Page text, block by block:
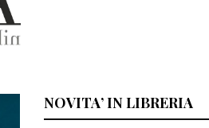
NOVITA’ IN LIBRERIA